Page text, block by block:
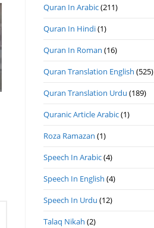
Quran In Arabic(211)
Quran In Hindi(1)
Quran In Roman (16)
Quran Translation English (525)
Quran Translation Urdu (189)
Quranic Article Arabic(1)
Roza Ramazan (1)
Speech In Arabic(4)
Speech In English (4)
Speech In Urdu (12)
Talaq Nikah (2)